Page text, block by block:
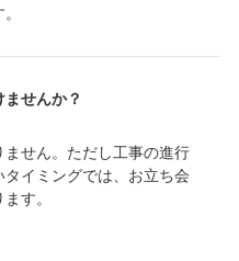
せんか？
せん。ただし工事の進行
イミングでは、お立ち会
す。